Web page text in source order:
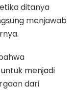
ditanya
menjawab
menjadi
dari